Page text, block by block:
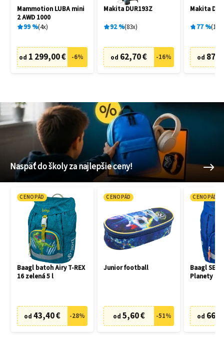
Mammotion LUBA mini
2 AWD 1000
99% 4x
od 1 299,00 € -6%
Makita DUR193Z
92% 83x
od 62,70 € -16%
Makita
77% 19
od
Naspäť do školy za najlepšie ceny!
CENOPÁD
Baagl batoh Airy T-REX
16 zelená 5 l
od 43,40 € -28%
CENOPÁD
Junior football
od 5,60 € -51%
CENOPÁD
Baagl SET
Planety
od